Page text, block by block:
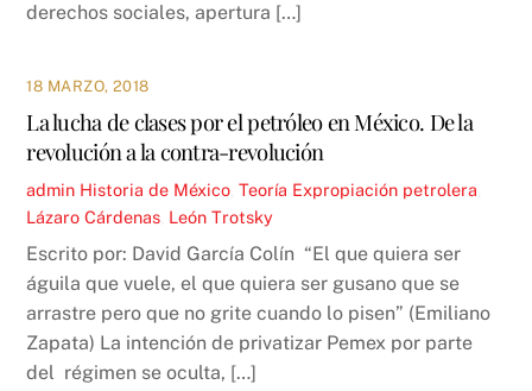
derechos sociales, apertura […]
18 MARZO, 2018
La lucha de clases por el petróleo en México. De la
revolución a la contra-revolución
admin Historia de México ,Teoría Expropiación petrolera
Lázaro Cárdenas León Trotsky
Escrito por: David García Colín “El que quiera ser
águila que vuele, el que quiera ser gusano que se
arrastre pero que no grite cuando lo pisen” (Emiliano
Zapata) La intención de privatizar Pemex por parte
del régimen se oculta, […]